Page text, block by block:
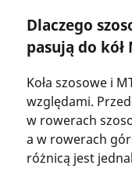
Dlaczego
pasują do kół
Koła szosowe i
względami.
w rowerach
a w rowerach
różnicą jest